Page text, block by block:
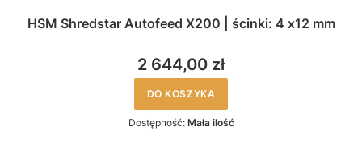
HSM Shredstar Autofeed X200 | ścinki: 4 x12 mm
2 644,00 zł
DO KOSZYKA
Dostępność: Mała ilość